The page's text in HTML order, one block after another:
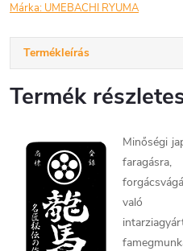
Márka: UMEBACHI RYUMA
Termékleírás
Termék
Minőségi
való